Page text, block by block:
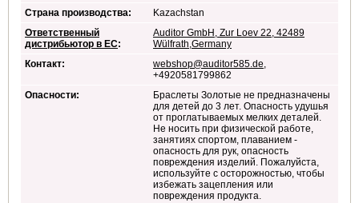
Страна производства:
Kazachstan
Ответственный
дистрибьютор в ЕС:
Auditor GmbH, Zur Loev 22, 42489
Wülfrath,Germany
Контакт:
webshop@auditor585.de,
+4920581799862
Опасности:
Браслеты Золотые не предназначены
для детей до 3 лет. Опасность удушья
от проглатываемых мелких деталей.
Не носить при физической работе,
занятиях спортом, плаванием -
опасность для рук, опасность
повреждения изделий. Пожалуйста,
используйте с осторожностью, чтобы
избежать зацепления или
повреждения продукта.